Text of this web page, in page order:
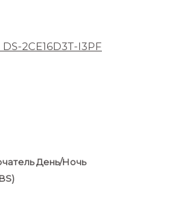
2CE16D3T-I3PF
День/Ночь